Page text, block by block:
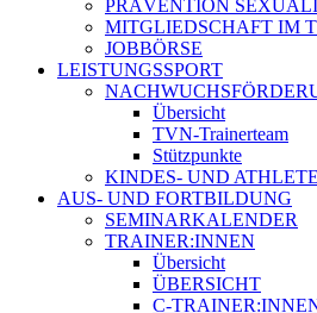
PRÄVENTION
MITGLIEDSCHAFT IM
JOBBÖRSE
LEISTUNGSSPORT
Übersicht
TVN-Trainerteam
Stützpunkte
KINDES- UND
AUS- UND FORTBILDUNG
SEMINARKALENDER
TRAINER:INNEN
Übersicht
ÜBERSICHT
C-